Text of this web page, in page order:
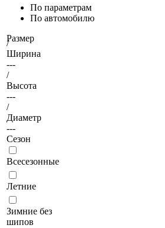
По параметрам
По автомобилю
Размер
/
Ширина
---
/
Высота
---
/
Диаметр
---
Сезон
Всесезонные
Летние
Зимние без
шипов